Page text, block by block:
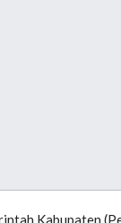
Kabupaten